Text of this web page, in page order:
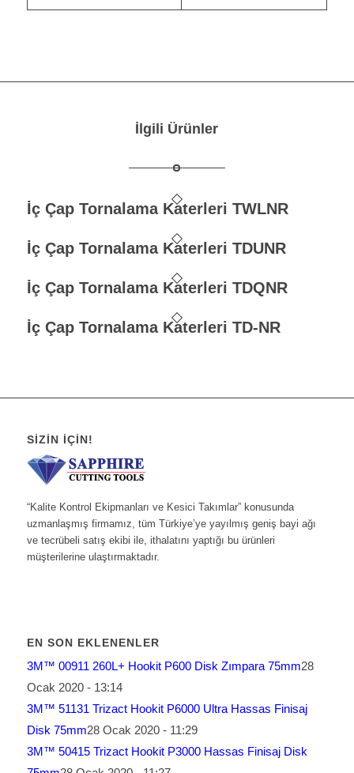
İlgili Ürünler
İç Çap Tornalama Katerleri TWLNR
İç Çap Tornalama Katerleri TDUNR
İç Çap Tornalama Katerleri TDQNR
İç Çap Tornalama Katerleri TD-NR
SIZIN İÇIN!
“Kalite Kontrol Ekipmanları ve Kesici Takımlar” konusunda
uzmanlaşmış firmamız, tüm Türkiye’ye yayılmış geniş bayi ağı
ve tecrübeli satış ekibi ile, ithalatını yaptığı bu ürünleri
müşterilerine ulaştırmaktadır.
EN SON EKLENENLER
3M™ 00911 260L+ Hookit P600 Disk Zımpara 75mm28
Ocak 2020 - 13:14
3M™ 51131 Trizact Hookit P6000 Ultra Hassas Finisaj
Disk 75mm28 Ocak 2020 - 11:29
3M™ 50415 Trizact Hookit P3000 Hassas Finisaj Disk